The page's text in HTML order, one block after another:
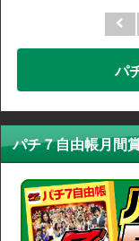
パ
パチ７自由帳月間